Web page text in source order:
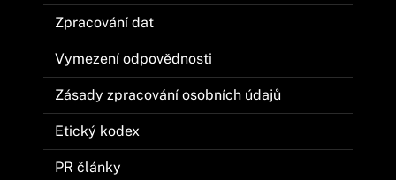
Zpracování dat
Vymezení odpovědnosti
Zásady zpracování osobních údajů
Etický kodex
PR články